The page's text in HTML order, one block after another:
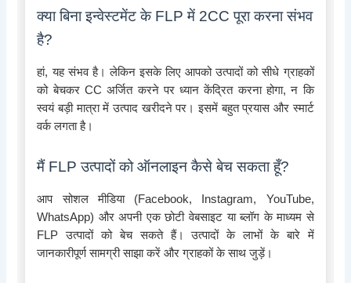
क्या बिना इन्वेस्टमेंट के FLP में 2CC पूरा करना संभव
है?
हां, यह संभव है। लेकिन इसके लिए आपको उत्पादों को सीधे ग्राहकों
को बेचकर CC अर्जित करने पर ध्यान केंद्रित करना होगा, न कि
स्वयं बड़ी मात्रा में उत्पाद खरीदने पर। इसमें बहुत प्रयास और स्मार्ट
वर्क लगता है।
मैं FLP उत्पादों को ऑनलाइन कैसे बेच सकता हूँ?
आप सोशल मीडिया (Facebook, Instagram, YouTube,
WhatsApp) और अपनी एक छोटी वेबसाइट या ब्लॉग के माध्यम से
FLP उत्पादों को बेच सकते हैं। उत्पादों के लाभों के बारे में
जानकारीपूर्ण सामग्री साझा करें और ग्राहकों के साथ जुड़ें।